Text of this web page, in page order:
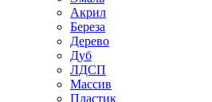
Акрил
Береза
Дерево
Дуб
ЛДСП
Массив
Пластик